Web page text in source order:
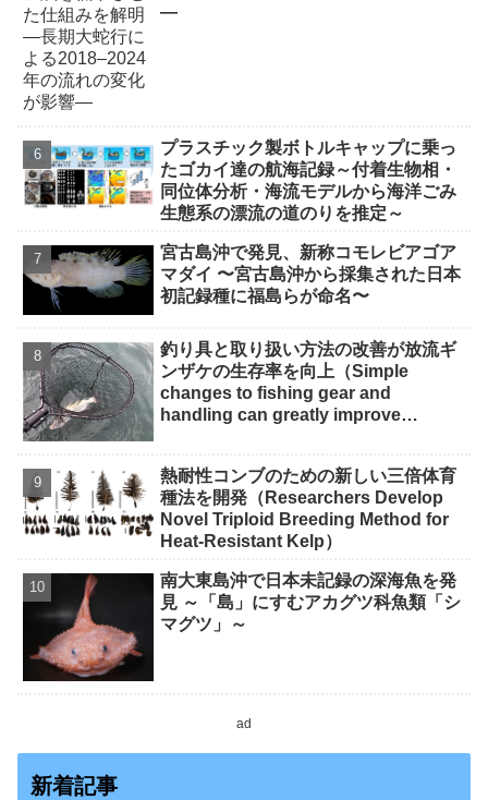
―
プラスチック製ボトルキャップに乗っ
たゴカイ達の航海記録～付着生物相・
同位体分析・海流モデルから海洋ごみ
生態系の漂流の道のりを推定～
宮古島沖で発⾒、新称コモレビアゴア
マダイ 〜宮古島沖から採集された⽇本
初記録種に福島らが命名〜
釣り具と取り扱い方法の改善が放流ギ
ンザケの生存率を向上（Simple
changes to fishing gear and
handling can greatly improve
熱耐性コンブのための新しい三倍体育
種法を開発（Researchers Develop
Novel Triploid Breeding Method for
Heat-Resistant Kelp）
南大東島沖で日本未記録の深海魚を発
見 ～「島」にすむアカグツ科魚類「シ
マグツ」～
ad
新着記事